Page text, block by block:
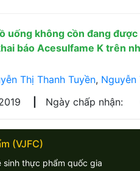
uống không cồn đang
báo Acesulfame K trên
Thị Thanh Tuyền, Nguyễn
Ngày chấp nhận:
(VJFC)
sinh thực phẩm quốc gia